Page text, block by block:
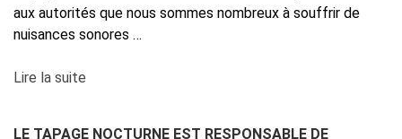
aux autorités que nous sommes nombreux à souffrir de
nuisances sonores …
Lire la suite
LE TAPAGE NOCTURNE EST RESPONSABLE DE